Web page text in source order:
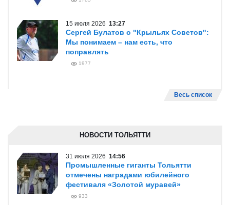
15 июля 2026 13:27
Сергей Булатов о "Крыльях Советов":
Мы понимаем – нам есть, что
поправлять
1977
Весь список
НОВОСТИ ТОЛЬЯТТИ
31 июля 2026 14:56
Промышленные гиганты Тольятти
отмечены наградами юбилейного
фестиваля «Золотой муравей»
933